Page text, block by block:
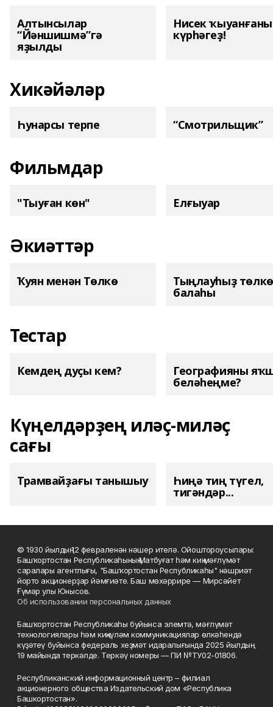
Алтынсылар
“Йәншишмә”гә
яҙылды
Нисек
күрһәгеҙ!
Хикәйәләр
Һунарсы терпе “Смотрильщик”
Фильмдар
"Тыуған көн" Елғыуар
Әкиәттәр
Ҡуян менән Төлкө Тыңлауһыҙ төлкө
балаһы
Тестар
Кемдең дуҫы кем? Географияны
беләһеңме?
Күңелдәрҙең иләҫ-миләҫ
сағы
Трамвайҙағы танышыу Һиңә тиң түгел,
тигәндәр...
© 1930 йылдың 12 февраленән нәшер ителә. Ойоштороусылары:
Башҡортостан Республикаһының Матбуғат һәм киң мәғлүмәт
саралары агентлығы, "Башҡортостан Республикаһы" нәшриәт
йорто акционерҙар йәмғиәте. Баш мөхәррире — Мирсәйет
Ғүмәр улы Юнысов.
Об использовании персональных данных
Башҡортостан Республикаһы буйынса элемтә, мәғлүмәт
технологиялары һәм киңкүләм коммуникациялар өлкәһендә
күҙәтеү буйынса федераль хеҙмәт идаралығында 2025 йылдың
19 майында теркәлде. Теркәү номеры — ПИ №ТУ02-01806.
Республиканский информационный центр – филиал
акционерного общества Издательский дом «Республика
Башкортостан».